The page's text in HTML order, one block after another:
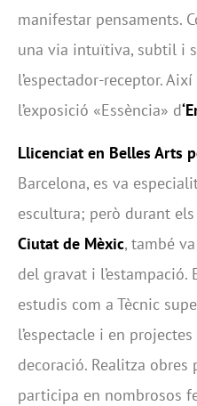
manifestar pensaments.
una via intuïtiva, subtil i
l’espectador-receptor.
l’exposició «Essència» d
Llicenciat en Belles Arts
Barcelona, es va
escultura; però durant
Ciutat de Mèxic, també
del gravat i
estudis com a Tècnic
l’espectacle i en
decoració. Realitza obres
participa en nombrosos